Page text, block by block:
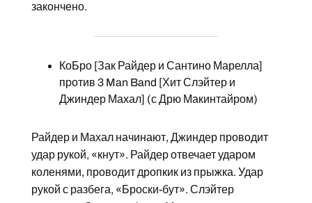
закончено.
КоБро [Зак Райдер и Сантино Марелла]
против 3 Man Band [Хит Слэйтер и
Джиндер Махал] (с Дрю Макинтайром)
Райдер и Махал начинают, Джиндер проводит
удар рукой, «кнут». Райдер отвечает ударом
коленями, проводит дропкик из прыжка. Удар
рукой с разбега, «Броски-бут». Слэйтер